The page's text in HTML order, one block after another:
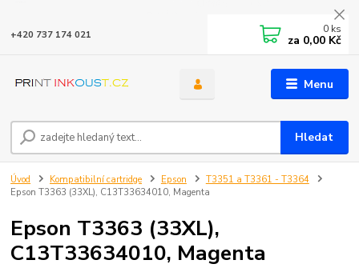
Menu
Hledat
+420 737 174 021 0 ks
za 0,00 Kč
Úvod Kompatibilní cartridge Epson
T3351 a T3361 - T3364
Epson T3363 (33XL), C13T33634010, Magenta
Epson T3363 (33XL),
C13T33634010, Magenta